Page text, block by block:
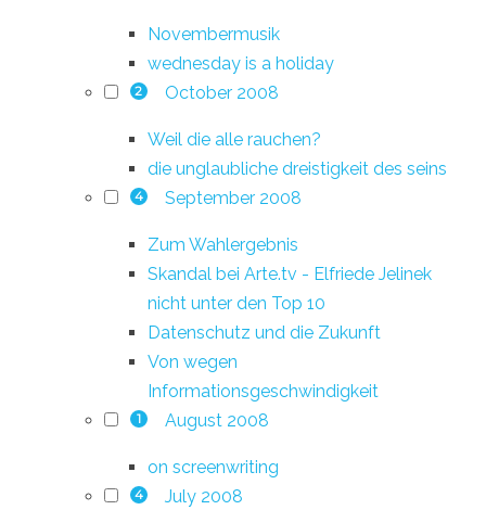
Novembermusik
wednesday is a holiday
2 October 2008
Weil die alle rauchen?
die unglaubliche dreistigkeit des seins
4 September 2008
Zum Wahlergebnis
Skandal bei Arte.tv - Elfriede Jelinek
nicht unter den Top 10
Datenschutz und die Zukunft
Von wegen
Informationsgeschwindigkeit
1 August 2008
on screenwriting
4 July 2008